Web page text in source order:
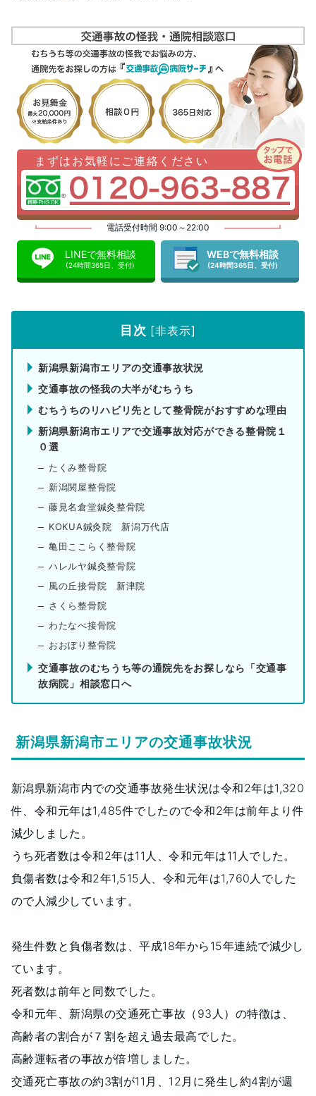
まずはお気軽にご連絡ください
電話受付時間 9:00～22:00
LINEで無料相談
(24時間365日、受付)
WEBで無料相談
(24時間365日、受付)
目次 [非表示]
新潟県新潟市エリアの交通事故状況
交通事故の怪我の大半がむちうち
むちうちのリハビリ先として整骨院がおすすめな理由
新潟県新潟市エリアで交通事故対応ができる整骨院１
０選
たくみ整骨院
新潟関屋整骨院
藤見名倉堂鍼灸整骨院
KOKUA鍼灸院 新潟万代店
亀田ここらく整骨院
ハレルヤ鍼灸整骨院
風の丘接骨院 新津院
さくら整骨院
わたなべ接骨院
おおぼり整骨院
交通事故のむちうち等の通院先をお探しなら「交通事
故病院」相談窓口へ
新潟県新潟市エリアの交通事故状況
新潟県新潟市内での交通事故発生状況は令和2年は1,320
件、令和元年は1,485件でしたので令和2年は前年より件
減少しました。
うち死者数は令和2年は11人、令和元年は11人でした。
負傷者数は令和2年1,515人、令和元年は1,760人でした
ので人減少しています。
発生件数と負傷者数は、平成18年から15年連続で減少し
ています。
死者数は前年と同数でした。
令和元年、新潟県の交通死亡事故（93人）の特徴は、
高齢者の割合が７割を超え過去最高でした。
高齢運転者の事故が倍増しました。
交通死亡事故の約3割が11月、12月に発生し約4割が週